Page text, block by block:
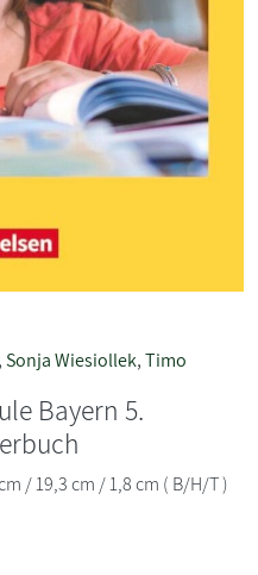
Sonja Wiesiollek,Timo
Bayern 5.
/ 19,3 cm / 1,8 cm ( B/H/T )